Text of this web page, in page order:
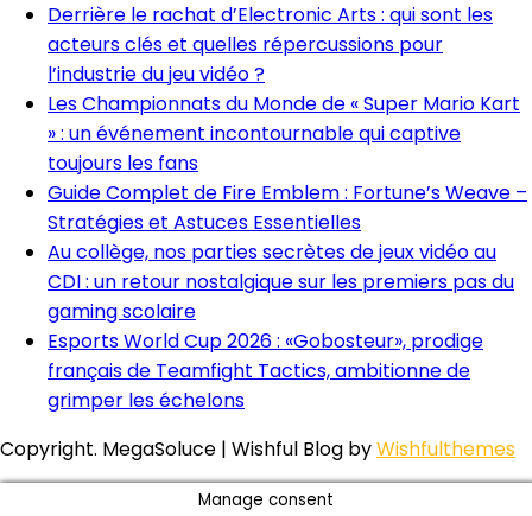
Derrière le rachat d’Electronic Arts : qui sont les
acteurs clés et quelles répercussions pour
l’industrie du jeu vidéo ?
Les Championnats du Monde de « Super Mario Kart
» : un événement incontournable qui captive
toujours les fans
Guide Complet de Fire Emblem : Fortune’s Weave –
Stratégies et Astuces Essentielles
Au collège, nos parties secrètes de jeux vidéo au
CDI : un retour nostalgique sur les premiers pas du
gaming scolaire
Esports World Cup 2026 : «Gobosteur», prodige
français de Teamfight Tactics, ambitionne de
grimper les échelons
Copyright. MegaSoluce | Wishful Blog byWishfulthemes
Manage consent